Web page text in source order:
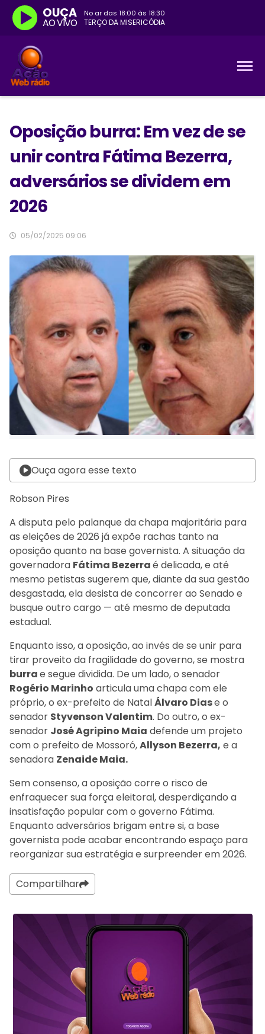
No ar das 18:00 às 18:30
TERÇO DA MISERICÓDIA
OUÇA
AO VIVO
Oposição burra: Em vez de se
unir contra Fátima Bezerra,
adversários se dividem em
2026
05/02/2025 09:06
Ouça agora esse texto
Robson Pires
A disputa pelo palanque da chapa majoritária para
as eleições de 2026 já expõe rachas tanto na
oposição quanto na base governista. A situação da
governadora Fátima Bezerraé delicada, e até
mesmo petistas sugerem que, diante da sua gestão
desgastada, ela desista de concorrer ao Senado e
busque outro cargo — até mesmo de deputada
estadual.
Enquanto isso, a oposição, ao invés de se unir para
tirar proveito da fragilidade do governo, se mostra
burrae segue dividida. De um lado, o senador
Rogério Marinho articula uma chapa com ele
próprio, o ex-prefeito de NatalÁlvaro Diase o
senador Styvenson Valentim. Do outro, o ex-
senador José Agripino Maia defende um projeto
com o prefeito de Mossoró,Allyson Bezerra, e a
senadora Zenaide Maia.
Sem consenso, a oposição corre o risco de
enfraquecer sua força eleitoral, desperdiçando a
insatisfação popular com o governo Fátima.
Enquanto adversários brigam entre si, a base
governista pode acabar encontrando espaço para
reorganizar sua estratégia e surpreender em 2026.
Compartilhar